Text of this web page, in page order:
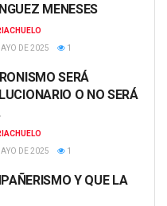
MENESES
DE 2025
1
SERÁ
O NO SERÁ
DE 2025
1
Y QUE LA